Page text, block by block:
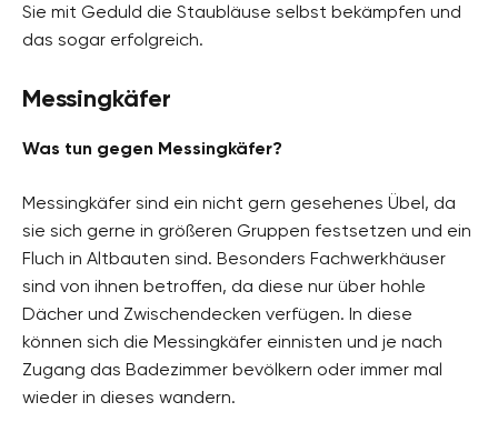
Sie mit Geduld die Staubläuse selbst bekämpfen und
das sogar erfolgreich.
Messingkäfer
Was tun gegen Messingkäfer?
Messingkäfer sind ein nicht gern gesehenes Übel, da
sie sich gerne in größeren Gruppen festsetzen und ein
Fluch in Altbauten sind. Besonders Fachwerkhäuser
sind von ihnen betroffen, da diese nur über hohle
Dächer und Zwischendecken verfügen. In diese
können sich die Messingkäfer einnisten und je nach
Zugang das Badezimmer bevölkern oder immer mal
wieder in dieses wandern.